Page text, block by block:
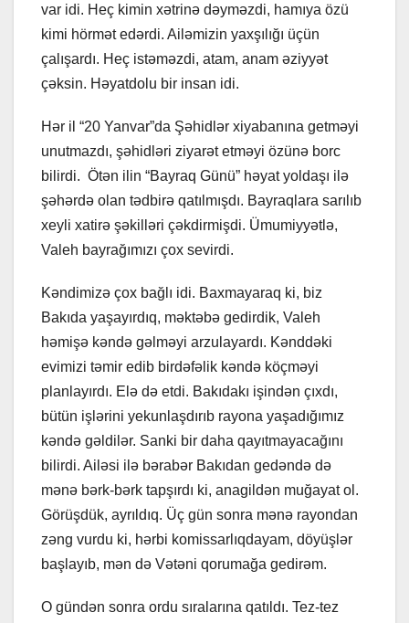
var idi. Heç kimin xətrinə dəyməzdi, hamıya özü
kimi hörmət edərdi. Ailəmizin yaxşılığı üçün
çalışardı. Heç istəməzdi, atam, anam əziyyət
çəksin. Həyatdolu bir insan idi.
Hər il “20 Yanvar”da Şəhidlər xiyabanına getməyi
unutmazdı, şəhidləri ziyarət etməyi özünə borc
bilirdi. Ötən ilin “Bayraq Günü” həyat yoldaşı ilə
şəhərdə olan tədbirə qatılmışdı. Bayraqlara sarılıb
xeyli xatirə şəkilləri çəkdirmişdi. Ümumiyyətlə,
Valeh bayrağımızı çox sevirdi.
Kəndimizə çox bağlı idi. Baxmayaraq ki, biz
Bakıda yaşayırdıq, məktəbə gedirdik, Valeh
həmişə kəndə gəlməyi arzulayardı. Kənddəki
evimizi təmir edib birdəfəlik kəndə köçməyi
planlayırdı. Elə də etdi. Bakıdakı işindən çıxdı,
bütün işlərini yekunlaşdırıb rayona yaşadığımız
kəndə gəldilər. Sanki bir daha qayıtmayacağını
bilirdi. Ailəsi ilə bərabər Bakıdan gedəndə də
mənə bərk-bərk tapşırdı ki, anagildən muğayat ol.
Görüşdük, ayrıldıq. Üç gün sonra mənə rayondan
zəng vurdu ki, hərbi komissarlıqdayam, döyüşlər
başlayıb, mən də Vətəni qorumağa gedirəm.
O gündən sonra ordu sıralarına qatıldı. Tez-tez